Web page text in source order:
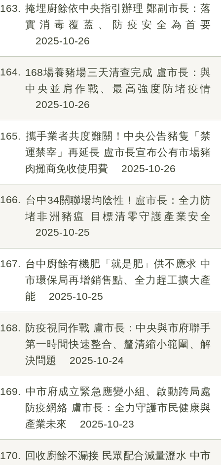
163
掩埋廚餘依中央指引辦理 鄭副市長：落
實消毒覆蓋、防疫安全為首要
2025-10-26
164
168場養豬場三天清查完成 盧市長：與
中央並肩作戰、最高強度防堵疫情
2025-10-26
165
攜手業者共度難關！中央公告豬隻「禁
運禁宰」再延長 盧市長宣布公有市場豬
肉攤商免收使用費
2025-10-26
166
台中34關聯場均陰性！盧市長：全力防
堵非洲豬瘟 目標清零守護產業安全
2025-10-25
167
台中廚餘有機肥「就是肥」供不應求 中
市環保局再增銷售點、全力趕工擴大產
能
2025-10-25
168
防疫視同作戰 盧市長：中央與市府聯手
第一時間快速整合、釐清縮小範圍、解
決問題
2025-10-24
169
中市府成立緊急應變小組、啟動跨局處
防疫網絡 盧市長：全力守護市民健康與
產業未來
2025-10-23
170
回收廚餘不漏接 民眾配合減量瀝水 中市